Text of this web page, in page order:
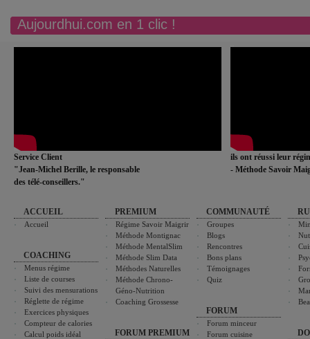
Aujourdhui.com en 1 clic !
Service Client
"Jean-Michel Berille, le responsable
des télé-conseillers."
ils ont réussi leur
- Méthode Savoir
ACCUEIL
Accueil
COACHING
Menus régime
Liste de courses
Suivi des mensurations
Réglette de régime
Exercices physiques
Compteur de calories
Calcul poids idéal
PREMIUM
Régime Savoir Maigrir
Méthode Montignac
Méthode MentalSlim
Méthode Slim Data
Méthodes Naturelles
Méthode Chrono-
Géno-Nutrition
Coaching Grossesse
FORUM PREMIUM
COMMUNAUTÉ
Groupes
Blogs
Rencontres
Bons plans
Témoignages
Quiz
FORUM
Forum minceur
Forum cuisine